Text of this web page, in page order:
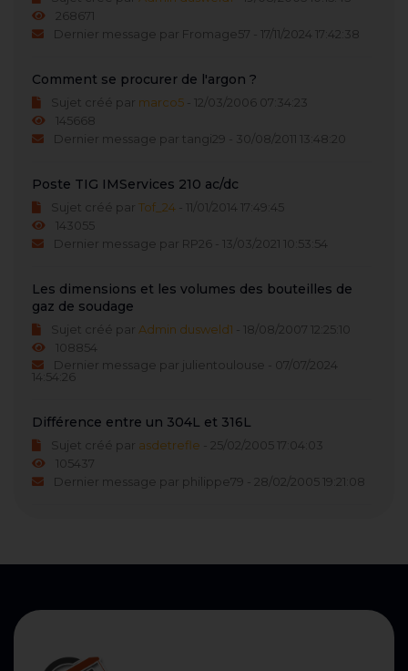
268671
Dernier message par Fromage57 - 17/11/2024 17:42:38
Comment se procurer de l'argon ?
Sujet créé par marco5 - 12/03/2006 07:34:23
145668
Dernier message par tangi29 - 30/08/2011 13:48:20
Poste TIG IMServices 210 ac/dc
Sujet créé par Tof_24 - 11/01/2014 17:49:45
143055
Dernier message par RP26 - 13/03/2021 10:53:54
Les dimensions et les volumes des bouteilles de
gaz de soudage
Sujet créé par Admin dusweld1 - 18/08/2007 12:25:10
108854
Dernier message par julientoulouse - 07/07/2024
14:54:26
Différence entre un 304L et 316L
Sujet créé par asdetrefle - 25/02/2005 17:04:03
105437
Dernier message par philippe79 - 28/02/2005 19:21:08